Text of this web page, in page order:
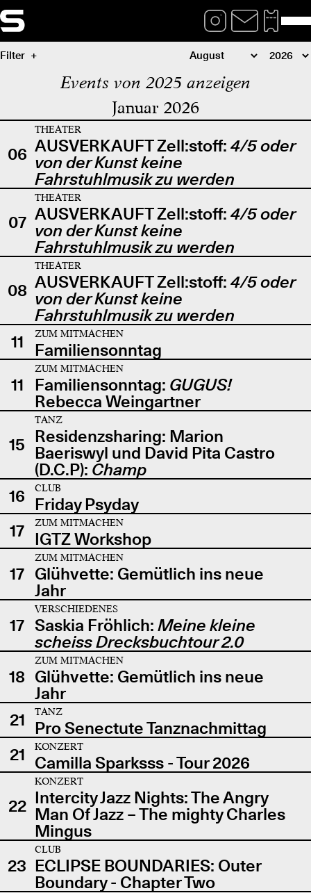
Filter
Events von 2025 anzeigen
Januar 2026
06
THEATER
AUSVERKAUFT Zell:stoff: 4/5 oder
von der Kunst keine
Fahrstuhlmusik zu werden
07
THEATER
AUSVERKAUFT Zell:stoff: 4/5 oder
von der Kunst keine
Fahrstuhlmusik zu werden
08
THEATER
AUSVERKAUFT Zell:stoff: 4/5 oder
von der Kunst keine
Fahrstuhlmusik zu werden
11
ZUM MITMACHEN
Familiensonntag
11
ZUM MITMACHEN
Familiensonntag: GUGUS!
Rebecca Weingartner
15
TANZ
Residenzsharing: Marion
Baeriswyl und David Pita Castro
(D.C.P): Champ
16
CLUB
Friday Psyday
17
ZUM MITMACHEN
IGTZ Workshop
17
ZUM MITMACHEN
Glühvette: Gemütlich ins neue
Jahr
17
VERSCHIEDENES
Saskia Fröhlich: Meine kleine
scheiss Drecksbuchtour 2.0
18
ZUM MITMACHEN
Glühvette: Gemütlich ins neue
Jahr
21
TANZ
Pro Senectute Tanznachmittag
21
KONZERT
Camilla Sparksss - Tour 2026
22
KONZERT
Intercity Jazz Nights: The Angry
Man Of Jazz – The mighty Charles
Mingus
23
CLUB
ECLIPSE BOUNDARIES: Outer
Boundary - Chapter Two